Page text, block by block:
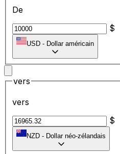
De
$
USD - Dollar américain
vers
vers
$
NZD - Dollar néo-zélandais